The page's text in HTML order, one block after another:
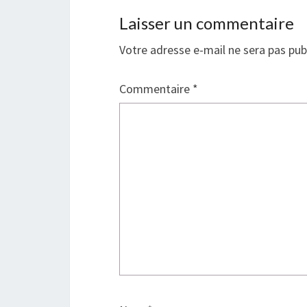
n
ê
r
e
e
n
t
r
Laisser un commentaire
Votre adresse e-mail ne sera pas
Commentaire *